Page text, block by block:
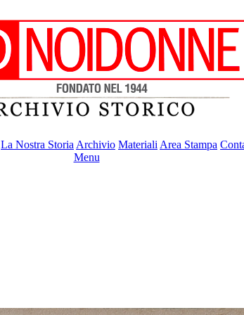
La Nostra Storia Archivio Materiali Area Stampa
Menu